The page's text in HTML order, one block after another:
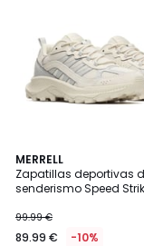
MERRELL
Zapatillas deportivas
senderismo Speed
99.99 €
89.99 € -10%
4
/
5